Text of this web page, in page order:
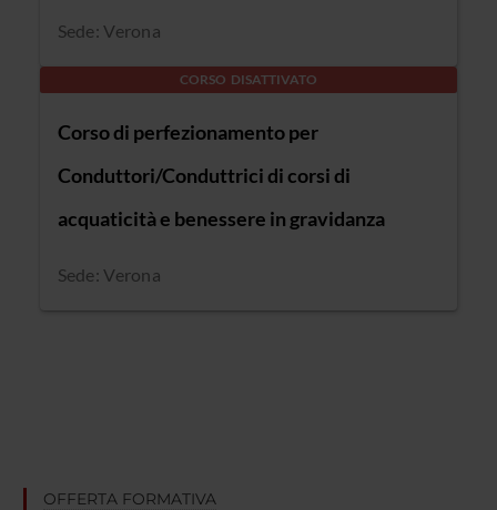
Sede: Verona
CORSO DISATTIVATO
Corso di perfezionamento per
Conduttori/Conduttrici di corsi di
acquaticità e benessere in gravidanza
Sede: Verona
OFFERTA FORMATIVA